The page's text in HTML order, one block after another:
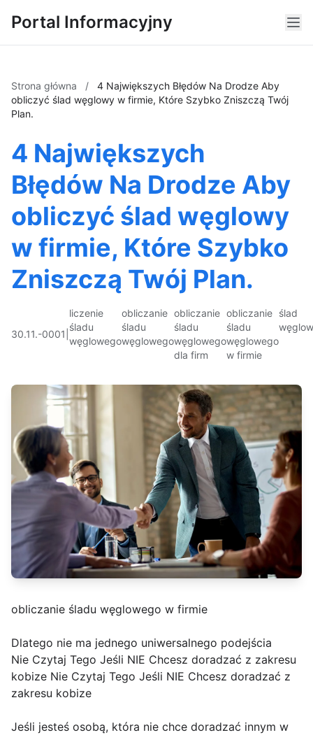
Portal Informacyjny
Strona główna /
4 Największych Błędów Na Drodze Aby
obliczyć ślad węglowy w firmie, Które Szybko Zniszczą Twój
Plan.
4 Największych
Błędów Na Drodze Aby
obliczyć ślad węglowy
w firmie, Które Szybko
Zniszczą Twój Plan.
30.11.-0001
liczenie
śladu
węglowego
obliczanie
śladu
węglowego
obliczanie
śladu
węglowego
dla firm
obliczanie
śladu
węglowego
w firmie
ślad
obliczanie śladu węglowego w firmie
Dlatego nie ma jednego uniwersalnego podejścia
Nie Czytaj Tego Jeśli NIE Chcesz doradzać z zakresu
kobize Nie Czytaj Tego Jeśli NIE Chcesz doradzać z
zakresu kobize
Jeśli jesteś osobą, która nie chce doradzać innym w